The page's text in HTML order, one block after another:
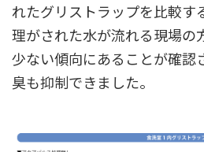
れたグリストラップを比較す
理がされた水が流れる現場の
少ない傾向にあることが確認
臭も抑制できました。